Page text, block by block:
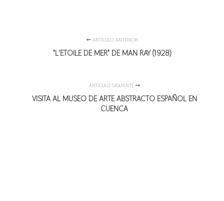
ARTÍCULO ANTERIOR
"L'ETOILE DE MER" DE MAN RAY (1928)
ARTÍCULO SIGUIENTE
VISITA AL MUSEO DE ARTE ABSTRACTO ESPAÑOL EN
CUENCA